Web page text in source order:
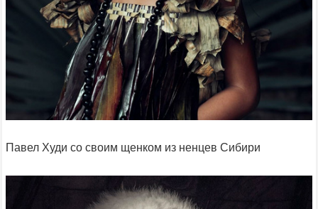
Павел Худи со своим щенком из ненцев Сибири